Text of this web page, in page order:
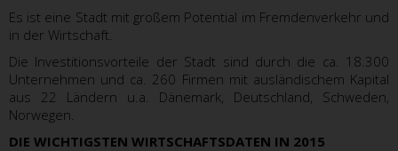
Es ist eine Stadt mit großem Potential im Fremdenverkehr und
in der Wirtschaft.
Die Investitionsvorteile der Stadt sind durch die ca. 18.300
Unternehmen und ca. 260 Firmen mit ausländischem Kapital
aus 22 Ländern u.a. Dänemark, Deutschland, Schweden,
Norwegen.
DIE WICHTIGSTEN WIRTSCHAFTSDATEN IN 2015